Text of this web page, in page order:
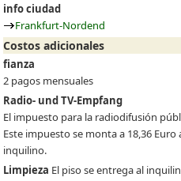
info ciudad
Frankfurt-Nordend
Costos adicionales
fianza
2 pagos mensuales
Radio- und TV-Empfang
El impuesto para la radiodifusión
Este impuesto se monta a 18,36
inquilino.
Limpieza El piso se entrega al